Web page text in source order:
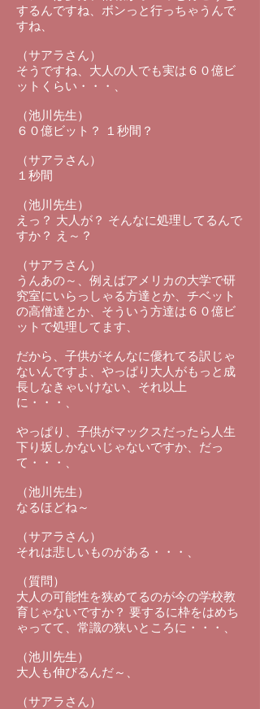
するんですね、ボンっと行っちゃうんで
すね、
（サアラさん）
そうですね、大人の人でも実は６０億ビ
ットくらい・・・、
（池川先生）
６０億ビット？ １秒間？
（サアラさん）
１秒間
（池川先生）
えっ？ 大人が？ そんなに処理してるんで
すか？ え～？
（サアラさん）
うんあの～、例えばアメリカの大学で研
究室にいらっしゃる方達とか、チベット
の高僧達とか、そういう方達は６０億ビ
ットで処理してます、
だから、子供がそんなに優れてる訳じゃ
ないんですよ、やっぱり大人がもっと成
長しなきゃいけない、それ以上
に・・・、
やっぱり、子供がマックスだったら人生
下り坂しかないじゃないですか、だっ
て・・・、
（池川先生）
なるほどね～
（サアラさん）
それは悲しいものがある・・・、
（質問）
大人の可能性を狭めてるのが今の学校教
育じゃないですか？ 要するに枠をはめち
ゃってて、常識の狭いところに・・・、
（池川先生）
大人も伸びるんだ～、
（サアラさん）